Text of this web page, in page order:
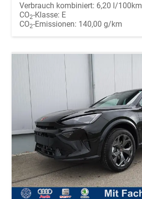
Verbrauch kombiniert: 6,20 l/100km
CO2-Klasse: E
CO2-Emissionen: 140,00 g/km